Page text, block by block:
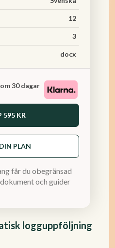
logguppföljning
12
3
docx
30 dagar
595 KR
PLAN
får du obegränsad
och guider